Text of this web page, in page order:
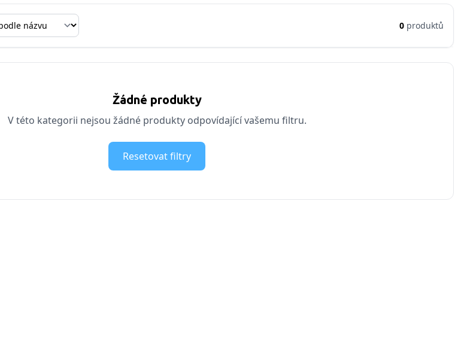
0 produktů
Žádné produkty
V této kategorii nejsou žádné produkty odpovídající vašemu filtru.
Resetovat filtry